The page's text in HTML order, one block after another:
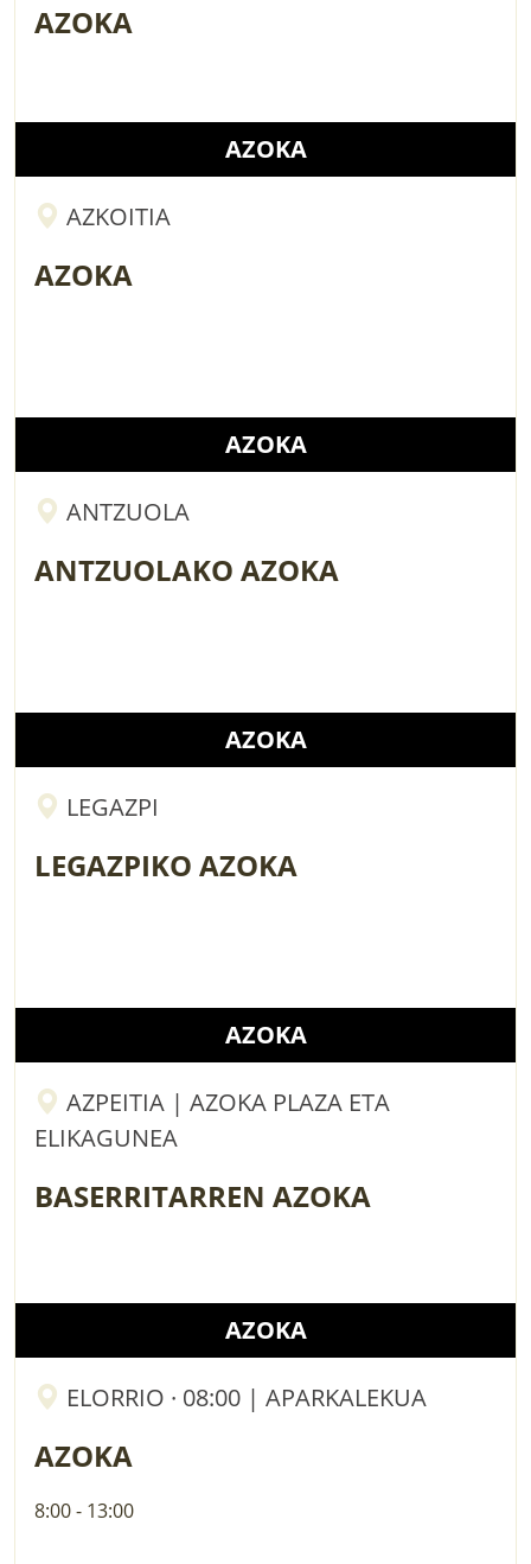
AZOKA
AZOKA
AZKOITIA
AZOKA
AZOKA
ANTZUOLA
ANTZUOLAKO AZOKA
AZOKA
LEGAZPI
LEGAZPIKO AZOKA
AZOKA
AZPEITIA | AZOKA PLAZA ETA
ELIKAGUNEA
BASERRITARREN AZOKA
AZOKA
ELORRIO · 08:00 | APARKALEKUA
AZOKA
8:00 - 13:00